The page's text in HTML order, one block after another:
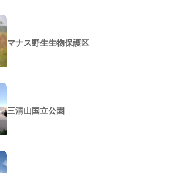
マナス野生生物保護区
三清山国立公園